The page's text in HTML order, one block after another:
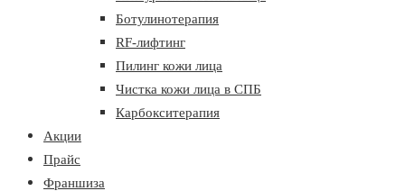
Ботулинотерапия
RF-лифтинг
Пилинг кожи лица
Чистка кожи лица в СПБ
Карбокситерапия
Акции
Прайс
Франшиза